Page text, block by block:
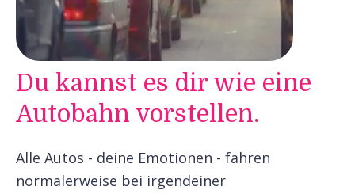
Du kannst es dir wie eine
Autobahn vorstellen.
Alle Autos - deine Emotionen - fahren
normalerweise bei irgendeiner